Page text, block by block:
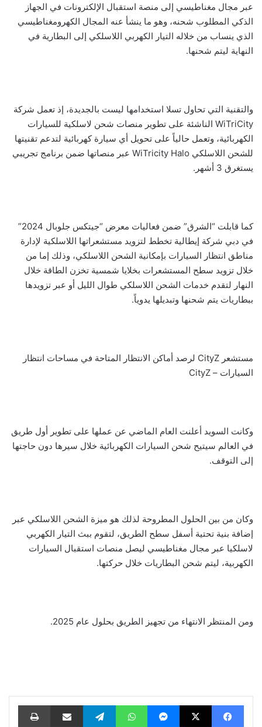
عبر مجال مغناطيسي إلى منصة استقبال الإلكترونات في الجهاز
الذكي المطلوب شحنه، وهو ما ينشأ عنه المجال الكهرومغناطيسي
الذي ينساب من خلاله التيار الكهربي اللاسلكي إلى البطارية في
النهاية ليتم شحنها.
والتقنية التي تحاول تسلا استخدامها ليست بالجديدة، إذ تعمل شركة
WiTriCity الناشئة على تطوير منصات شحن لاسلكية للسيارات
الكهربائية، وتعمل حالياً على تحويل أي سيارة كهربائية لتدعم تقنيتها
للشحن اللاسلكي WiTricity Halo عبر منصاتها ضمن برنامج تجريبي
يستغرق 3 أشهر.
كما قابلت “الشرق” ضمن فعاليات معرض “جيتكس جلوبال 2024”
في دبي شركة إيطالية تخطط لتزويد مستشعراتها اللاسلكية لإدارة
مناطق انتظار السيارات بإمكانية الشحن اللاسلكي، وذلك إما من
خلال تزويد سطح المستشعرات بخلايا شمسية تخزن الطاقة خلال
النهار لتقدم خدمات الشحن اللاسلكي طوال الليل أو عبر تزويدها
ببطاريات يتم شحنها وتبديلها يدوياً.
مستشعر CityZ لرصد أماكن الانتظار المتاحة في مساحات انتظار
السيارات – CityZ
وكانت السويد أعلنت العام الماضي عن عملها على تطوير أول طريق
في العالم سيتيح شحن السيارات الكهربائية خلال سيرها دون حاجتها
إلى التوقف.
وكان من بين الحلول المطروحة لذلك هو ميزة الشحن اللاسلكي عبر
إضافة بنية تحتية أسفل سطح الطريق، لتقوم ببث التيار الكهربي
لاسلكيا عبر مجال مغناطيسي ليصل منصات استقبال السيارات
الكهربية، ليتم شحن البطاريات خلال حركتها.
ومن المنتظر الانتهاء من تجهيز الطريق بحلول عام 2025.
فيسبوك ‫X ماسنجر واتساب تيلقرام مشاركة عبر البريد طباعة